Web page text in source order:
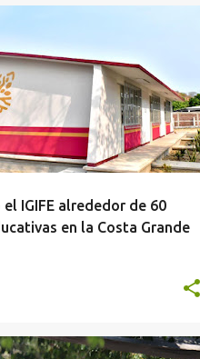
IGIFE alrededor de 60
en la Costa Grande